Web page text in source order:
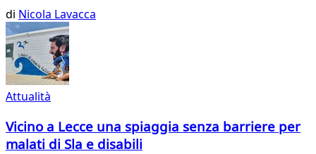
di Nicola Lavacca
Attualità
Vicino a Lecce una spiaggia senza barriere per
malati di Sla e disabili